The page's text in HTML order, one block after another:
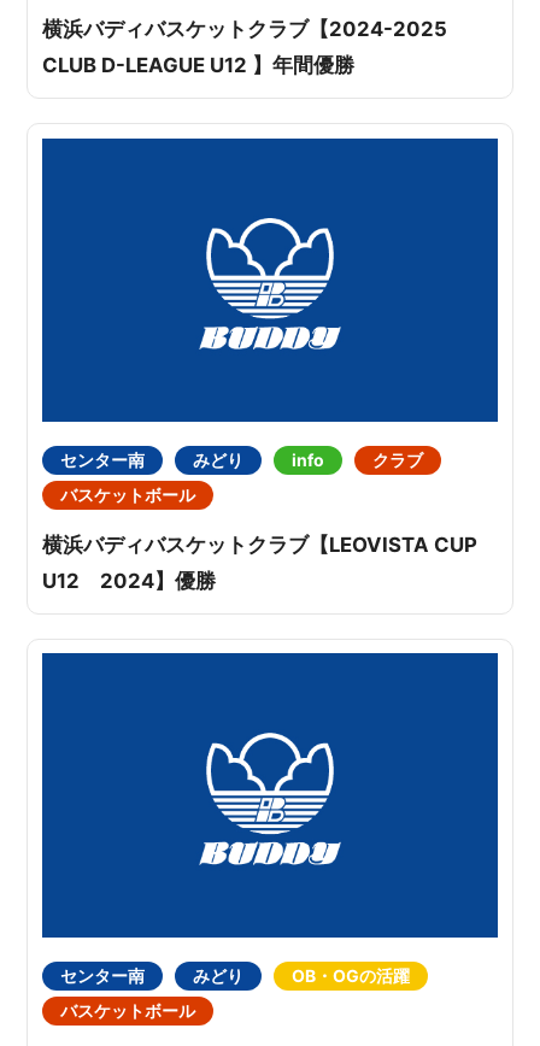
横浜バディバスケットクラブ【2024-2025
CLUB D-LEAGUE U12 】年間優勝
センター南 みどり info
クラブ
バスケットボール
横浜バディバスケットクラブ【LEOVISTA CUP
U12 2024】優勝
センター南 みどり
OB・OGの活躍
バスケットボール